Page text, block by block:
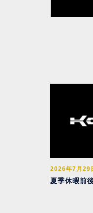
2026年7月29
夏季休暇前